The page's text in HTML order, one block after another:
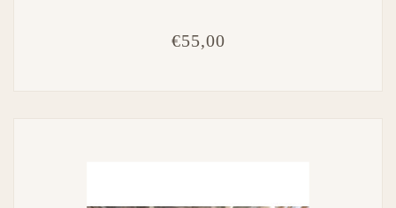
€55,00